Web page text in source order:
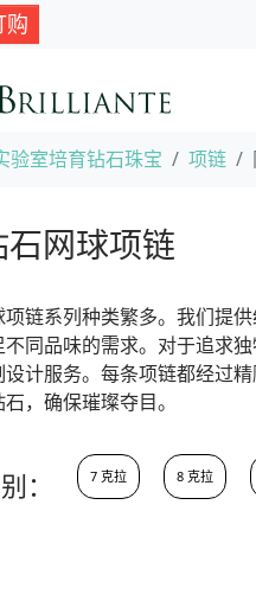
购
验室培育钻石珠宝 项链
网球项链
链系列种类繁多。我们提
同品味的需求。对于追求
计服务。每条项链都经过
，确保璀璨夺目。
： 7 克拉 8 克拉